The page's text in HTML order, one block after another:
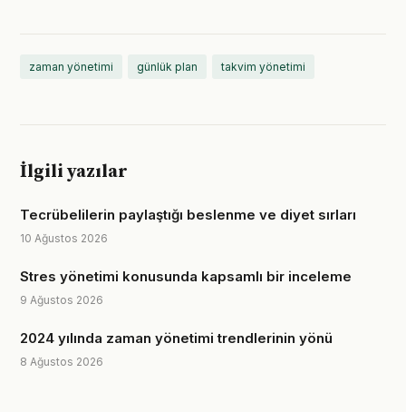
zaman yönetimi günlük plan takvim yönetimi
İlgili yazılar
Tecrübelilerin paylaştığı beslenme ve diyet sırları
10 Ağustos 2026
Stres yönetimi konusunda kapsamlı bir inceleme
9 Ağustos 2026
2024 yılında zaman yönetimi trendlerinin yönü
8 Ağustos 2026